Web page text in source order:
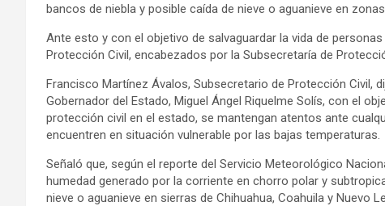
bancos de niebla y posible caída de nieve o aguanieve en
Ante esto y con el objetivo de salvaguardar la vida de
Protección Civil, encabezados por la Subsecretaría de
Francisco Martínez Ávalos, Subsecretario de Protección Civil,
Gobernador del Estado, Miguel Ángel Riquelme Solís, con el
protección civil en el estado, se mantengan atentos ante
encuentren en situación vulnerable por las bajas temperaturas.
Señaló que, según el reporte del Servicio Meteorológico
humedad generado por la corriente en chorro polar y
nieve o aguanieve en sierras de Chihuahua, Coahuila y Nuevo